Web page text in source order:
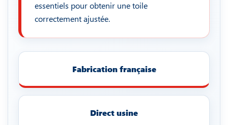
essentiels pour obtenir une toile
correctement ajustée.
Fabrication française
Direct usine